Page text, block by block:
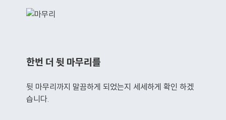
한번 더 뒷 마무리를
뒷 마무리까지 말끔하게 되었는지 세세하게 확인 하겠
습니다.